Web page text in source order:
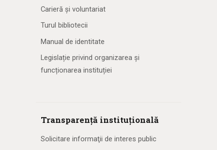
Carieră și voluntariat
Turul bibliotecii
Manual de identitate
Legislație privind organizarea și
funcționarea instituției
Transparență instituțională
Solicitare informaţii de interes public